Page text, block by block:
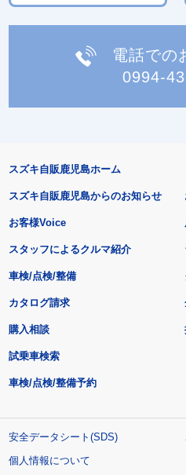
電話での
0994-
スズキ自販鹿児島ホーム
スズキ自販鹿児島からのお知らせ
お客様Voice
スタッフによるクルマ紹介
車検/点検/整備
カタログ請求
購入相談
試乗車検索
車検/点検/整備予約
安全データシート(SDS)
個人情報について